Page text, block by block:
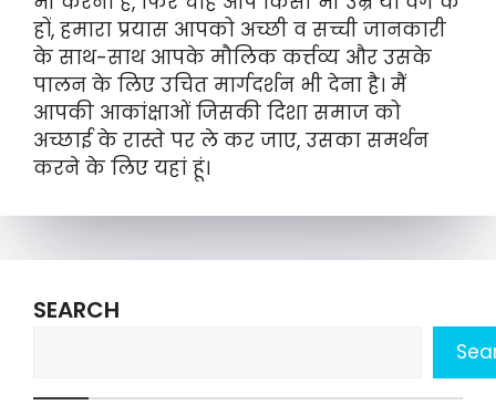
हों, हमारा प्रयास आपको अच्छी व सच्ची जानकारी
के साथ-साथ आपके मौलिक कर्त्तव्य और उसके
पालन के लिए उचित मार्गदर्शन भी देना है। मैं
आपकी आकांक्षाओं जिसकी दिशा समाज को
अच्छाई के रास्ते पर ले कर जाए, उसका समर्थन
करने के लिए यहां हूं।
SEARCH